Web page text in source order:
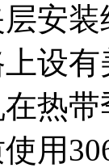
安
设
热
用